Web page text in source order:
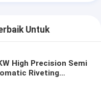
Untuk
High Precision Semi
Riveting